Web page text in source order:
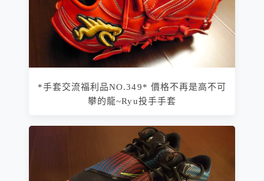
*手套交流福利品NO.349* 價格不再是高不可
攀的龍~Ryu投手手套